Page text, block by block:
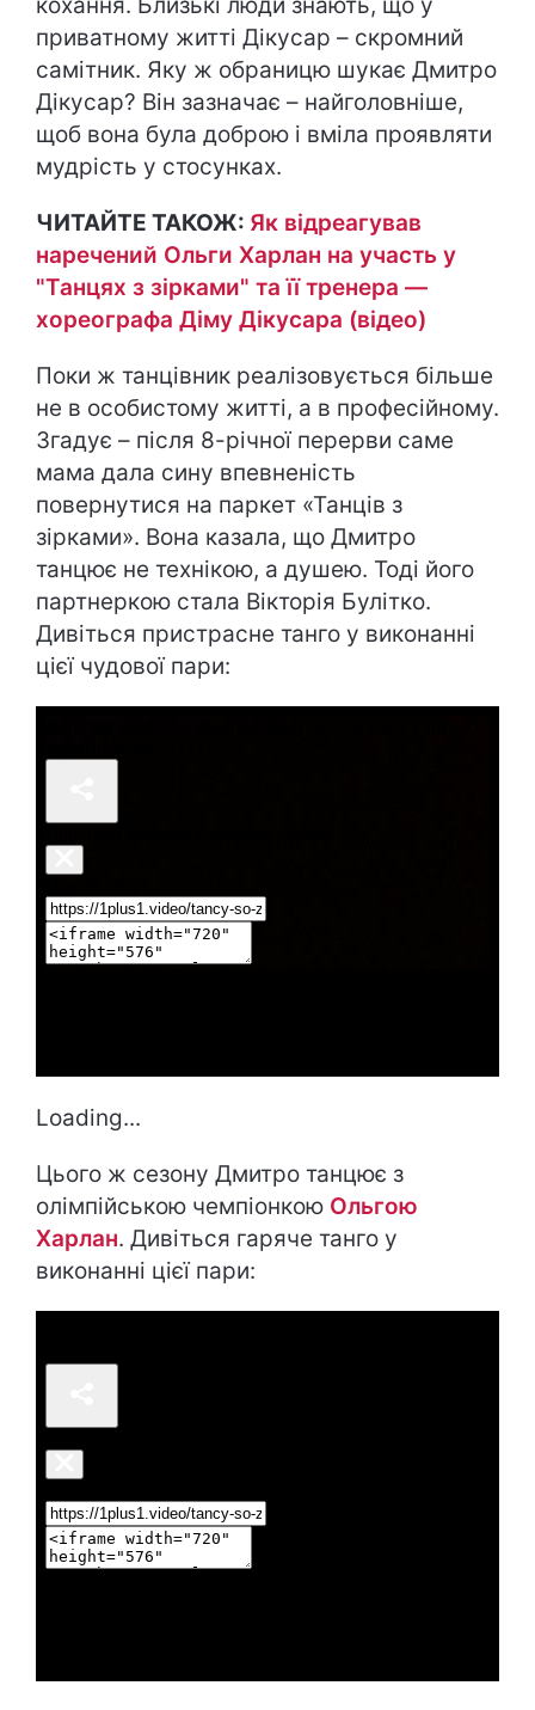
кохання. Близькі люди знають, що у
приватному житті Дікусар – скромний
самітник. Яку ж обраницю шукає Дмитро
Дікусар? Він зазначає – найголовніше,
щоб вона була доброю і вміла проявляти
мудрість у стосунках.
ЧИТАЙТЕ ТАКОЖ: Як відреагував
наречений Ольги Харлан на участь у
"Танцях з зірками" та її тренера —
хореографа Діму Дікусара (відео)
Поки ж танцівник реалізовується більше
не в особистому житті, а в професійному.
Згадує – після 8-річної перерви саме
мама дала сину впевненість
повернутися на паркет «Танців з
зірками». Вона казала, що Дмитро
танцює не технікою, а душею. Тоді його
партнеркою стала Вікторія Булітко.
Дивіться пристрасне танго у виконанні
цієї чудової пари:
Loading...
Цього ж сезону Дмитро танцює з
олімпійською чемпіонкою Ольгою
Харлан. Дивіться гаряче танго у
виконанні цієї пари: